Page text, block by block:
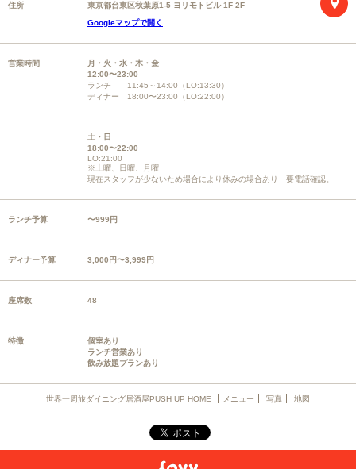
住所
東京都台東区秋葉原1-5 ヨリモトビル 1F 2F
Googleマップで開く
営業時間
月・火・水・木・金
12:00〜23:00
ランチ 11:45～14:00（LO:13:30）
ディナー 18:00〜23:00（LO:22:00）
土・日
18:00〜22:00
LO:21:00
※土曜、日曜、月曜
現在スタッフが少ないため場合により休みの場合あり 要電話確認。
ランチ予算 〜999円
ディナー予算 3,000円〜3,999円
座席数 48
特徴
個室あり
ランチ営業あり
飲み放題プランあり
世界一周旅ダイニング居酒屋PUSH UP HOME メニュー 写真 地図